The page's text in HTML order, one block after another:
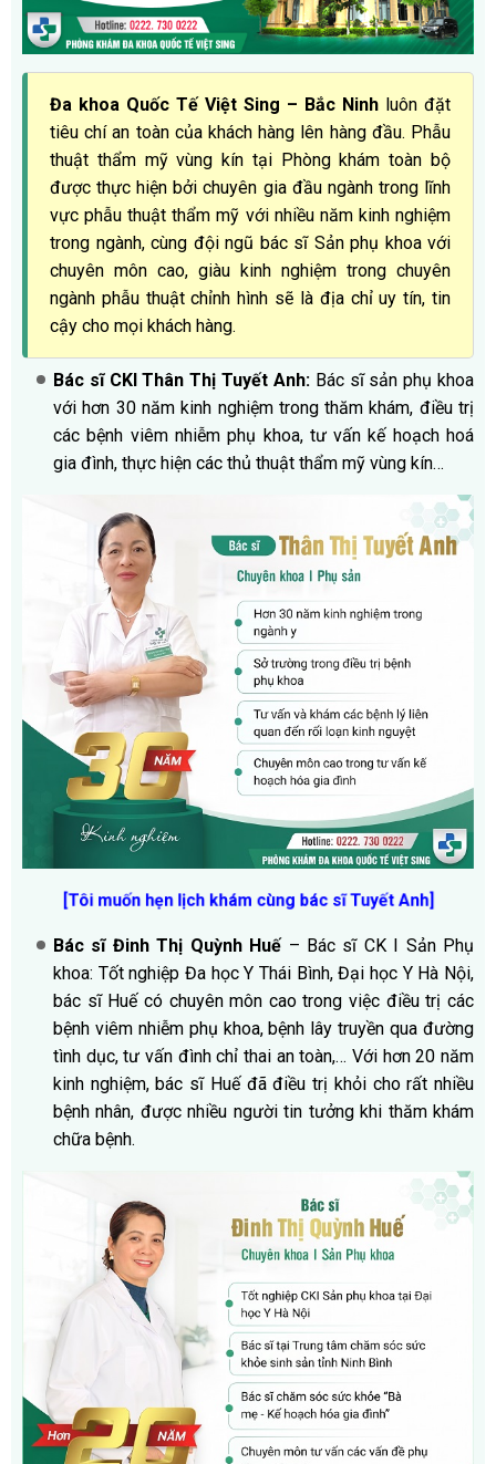
Đa khoa Quốc Tế Việt Sing – Bắc Ninh luôn đặt
tiêu chí an toàn của khách hàng lên hàng đầu. Phẫu
thuật thẩm mỹ vùng kín tại Phòng khám toàn bộ
được thực hiện bởi chuyên gia đầu ngành trong lĩnh
vực phẫu thuật thẩm mỹ với nhiều năm kinh nghiệm
trong ngành, cùng đội ngũ bác sĩ Sản phụ khoa với
chuyên môn cao, giàu kinh nghiệm trong chuyên
ngành phẫu thuật chỉnh hình sẽ là địa chỉ uy tín, tin
cậy cho mọi khách hàng.
Bác sĩ CKI Thân Thị Tuyết Anh:Bác sĩ sản phụ khoa
với hơn 30 năm kinh nghiệm trong thăm khám, điều trị
các bệnh viêm nhiễm phụ khoa, tư vấn kế hoạch hoá
gia đình, thực hiện các thủ thuật thẩm mỹ vùng kín…
[Tôi muốn hẹn lịch khám cùng bác sĩ Tuyết Anh]
Bác sĩ Đinh Thị Quỳnh Huế – Bác sĩ CK I Sản Phụ
khoa: Tốt nghiệp Đa học Y Thái Bình, Đại học Y Hà Nội,
bác sĩ Huế có chuyên môn cao trong việc điều trị các
bệnh viêm nhiễm phụ khoa, bệnh lây truyền qua đường
tình dục, tư vấn đình chỉ thai an toàn,… Với hơn 20 năm
kinh nghiệm, bác sĩ Huế đã điều trị khỏi cho rất nhiều
bệnh nhân, được nhiều người tin tưởng khi thăm khám
chữa bệnh.